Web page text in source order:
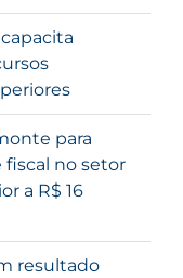
para
no setor
a R$ 16
resultado